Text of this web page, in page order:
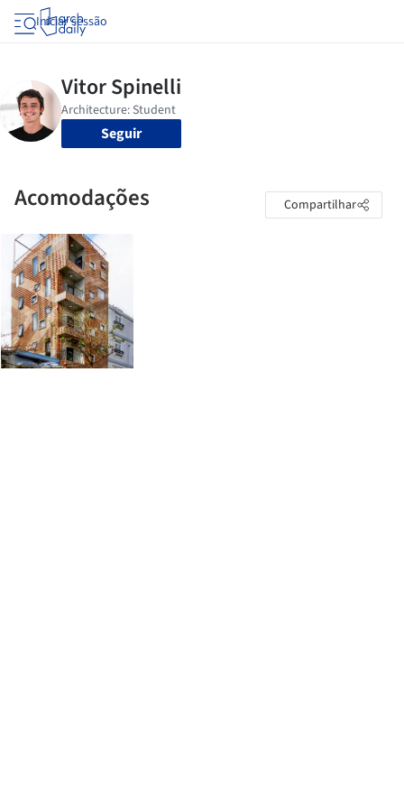
Iniciar sessão
Seguir
Acomodações Compartilhar